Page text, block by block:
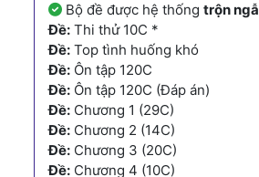
Bộ đề được hệ thống trộn
Đề: Thi thử 10C *
Đề: Top tình huống khó
Đề: Ôn tập 120C
Đề: Ôn tập 120C (Đáp án)
Đề: Chương 1 (29C)
Đề: Chương 2 (14C)
Đề: Chương 3 (20C)
Đề: Chương 4 (10C)